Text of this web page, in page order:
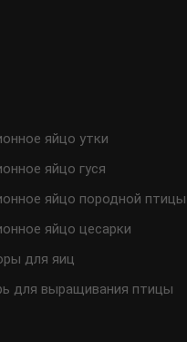
яйцо утки
яйцо гуся
яйцо породной птицы
яйцо цесарки
для яиц
для выращивания птицы